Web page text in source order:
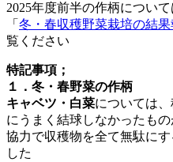
2025年度前半の作柄につい
「 冬・春収穫野菜栽培の結
覧ください
特記事項；
１．冬・春野菜の作柄
キャベツ・白菜については
にうまく結球しなかったも
協力で収穫物を全て無駄に
した